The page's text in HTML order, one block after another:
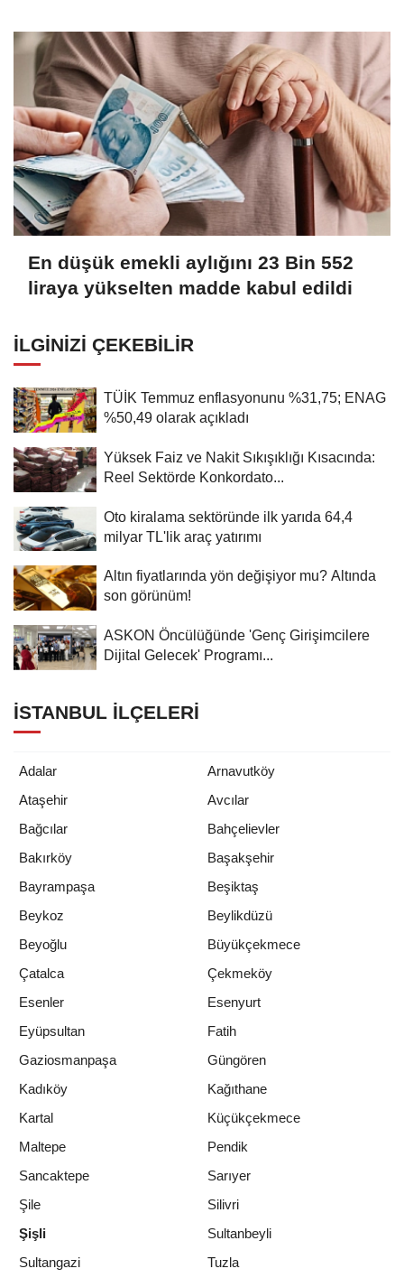
En düşük emekli aylığını 23 Bin 552
liraya yükselten madde kabul edildi
İLGINIZI ÇEKEBILIR
TÜİK Temmuz enflasyonunu %31,75; ENAG
%50,49 olarak açıkladı
Yüksek Faiz ve Nakit Sıkışıklığı Kısacında:
Reel Sektörde Konkordato...
Oto kiralama sektöründe ilk yarıda 64,4
milyar TL'lik araç yatırımı
Altın fiyatlarında yön değişiyor mu? Altında
son görünüm!
ASKON Öncülüğünde 'Genç Girişimcilere
Dijital Gelecek' Programı...
İSTANBUL İLÇELERI
Adalar
Arnavutköy
Ataşehir
Avcılar
Bağcılar
Bahçelievler
Bakırköy
Başakşehir
Bayrampaşa
Beşiktaş
Beykoz
Beylikdüzü
Beyoğlu
Büyükçekmece
Çatalca
Çekmeköy
Esenler
Esenyurt
Eyüpsultan
Fatih
Gaziosmanpaşa
Güngören
Kadıköy
Kağıthane
Kartal
Küçükçekmece
Maltepe
Pendik
Sancaktepe
Sarıyer
Şile
Silivri
Şişli
Sultanbeyli
Sultangazi
Tuzla